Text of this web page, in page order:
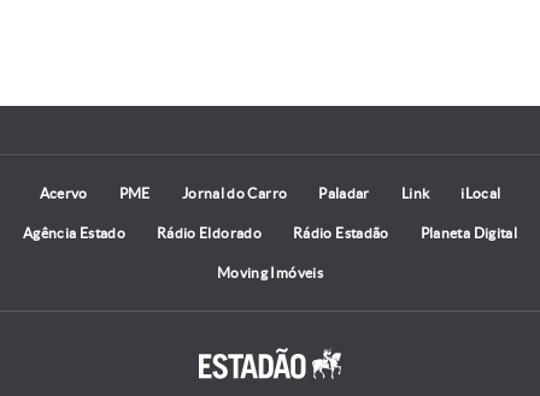
Acervo PME Jornal do Carro Paladar Link iLocal
Agência Estado Rádio Eldorado Rádio Estadão Planeta Digital
Moving Imóveis